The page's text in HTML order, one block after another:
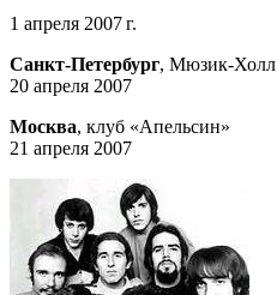
1 апреля 2007 г.
Санкт-Петербург, Мюзик-Холл
20 апреля 2007
Москва, клуб «Апельсин»
21 апреля 2007